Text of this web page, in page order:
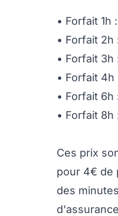
• Forfait 1h
• Forfait 2h
• Forfait 3h
• Forfait 4h
• Forfait 6h
• Forfait 8h
Ces prix
pour 4€ de
des